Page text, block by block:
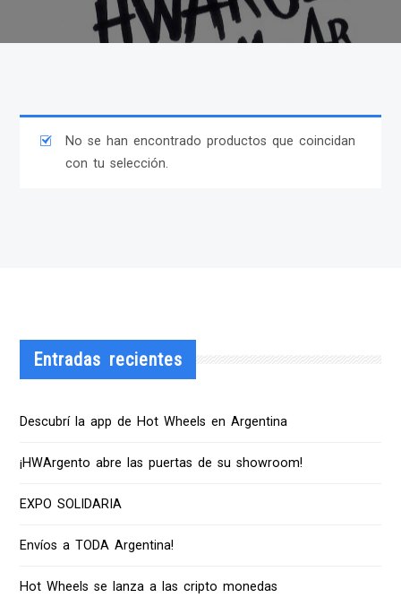
No se han encontrado productos que coincidan
con tu selección.
Entradas recientes
Descubrí la app de Hot Wheels en Argentina
¡HWArgento abre las puertas de su showroom!
EXPO SOLIDARIA
Envíos a TODA Argentina!
Hot Wheels se lanza a las cripto monedas